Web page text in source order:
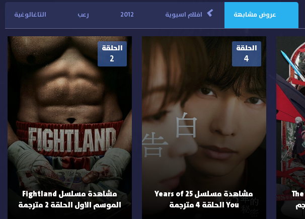
عروض مشابهة > افلام اسيوية 2012 رعب التاغالوغية
مشاهدة مشاهدة فيلم The
الحلقة
4
مشاهدة مسلسل 25 Years of
You الحلقة 4 مترجمة
الحلقة
2
مشاهدة مسلسل Fightland
الموسم الاول الحلقة 2 مترجمة